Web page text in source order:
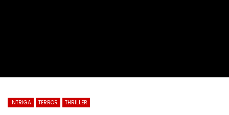
INTRIGA TERROR THRILLER